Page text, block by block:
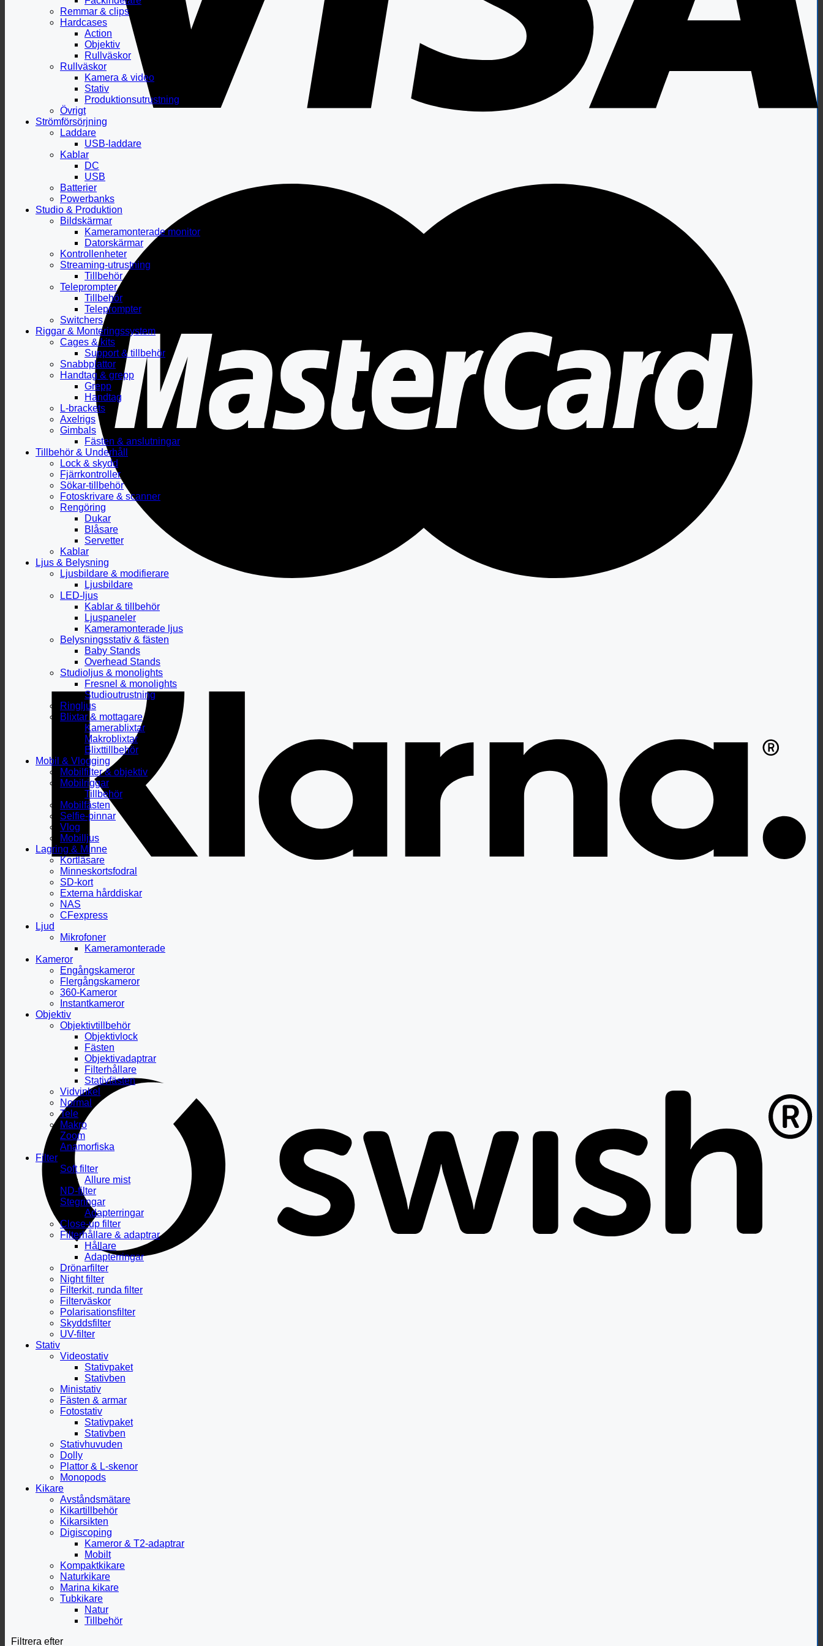
Remmar & clips
Hardcases
Action
Objektiv
Rullväskor
Rullväskor
Kamera & video
Stativ
Produktionsutrustning
Övrigt
Strömförsörjning
Laddare
USB-laddare
Kablar
DC
USB
Batterier
Powerbanks
Studio & Produktion
Bildskärmar
Kameramonterade monitor
Datorskärmar
Kontrollenheter
Streaming-utrustning
Tillbehör
Teleprompter
Tillbehör
Teleprompter
Switchers
Riggar & Monteringssystem
Cages & kits
Support & tillbehör
Snabbplattor
Handtag & grepp
Grepp
Handtag
L-brackets
Axelrigs
Gimbals
Fästen & anslutningar
Tillbehör & Underhåll
Lock & skydd
Fjärrkontroller
Sökar-tillbehör
Fotoskrivare & scanner
Rengöring
Dukar
Blåsare
Servetter
Kablar
Ljus & Belysning
Ljusbildare & modifierare
Ljusbildare
LED-ljus
Kablar & tillbehör
Ljuspaneler
Kameramonterade ljus
Belysningsstativ & fästen
Baby Stands
Overhead Stands
Studioljus & monolights
Fresnel & monolights
Studioutrustning
Ringljus
Blixtar & mottagare
Kamerablixtar
Makroblixtar
Blixttillbehör
Mobil & Vlogging
Mobilfilter & objektiv
Mobilriggar
Tillbehör
Mobilfästen
Selfie-pinnar
Vlog
Mobilljus
Lagring & Minne
Kortläsare
Minneskortsfodral
SD-kort
Externa hårddiskar
NAS
CFexpress
Ljud
Mikrofoner
Kameramonterade
Kameror
Engångskameror
Flergångskameror
360-Kameror
Instantkameror
Objektiv
Objektivtillbehör
Objektivlock
Fästen
Objektivadaptrar
Filterhållare
Stativfästen
Vidvinkel
Normal
Tele
Makro
Zoom
Anamorfiska
Filter
Soft filter
Allure mist
ND-filter
Stegringar
Adapterringar
Close-up filter
Filterhållare & adaptrar
Hållare
Adapterringar
Drönarfilter
Night filter
Filterkit, runda filter
Filterväskor
Polarisationsfilter
Skyddsfilter
UV-filter
Stativ
Videostativ
Stativpaket
Stativben
Ministativ
Fästen & armar
Fotostativ
Stativpaket
Stativben
Stativhuvuden
Dolly
Plattor & L-skenor
Monopods
Kikare
Avståndsmätare
Kikartillbehör
Kikarsikten
Digiscoping
Kameror & T2-adaptrar
Mobilt
Kompaktkikare
Naturkikare
Marina kikare
Tubkikare
Natur
Tillbehör
Filtrera efter